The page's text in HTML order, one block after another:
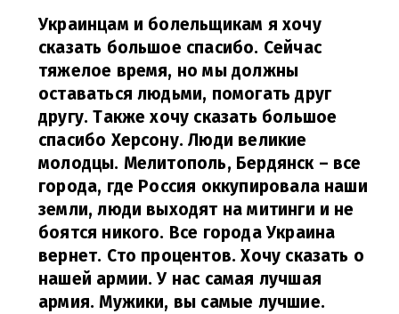
Украинцам и болельщикам я хочу
сказать большое спасибо. Сейчас
тяжелое время, но мы должны
оставаться людьми, помогать друг
другу. Также хочу сказать большое
спасибо Херсону. Люди великие
молодцы. Мелитополь, Бердянск – все
города, где Россия оккупировала наши
земли, люди выходят на митинги и не
боятся никого. Все города Украина
вернет. Сто процентов. Хочу сказать о
нашей армии. У нас самая лучшая
армия. Мужики, вы самые лучшие.